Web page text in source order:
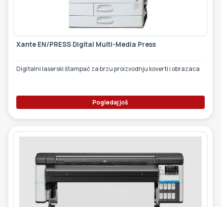
ALATI - DODATNA OPREMA
TEHNIČKI CRTEŽI
Xante EN/PRESS Digital Multi-Media Press
Digitalni laserski štampač za brzu proizvodnju koverti i obrazaca
Pogledaj još